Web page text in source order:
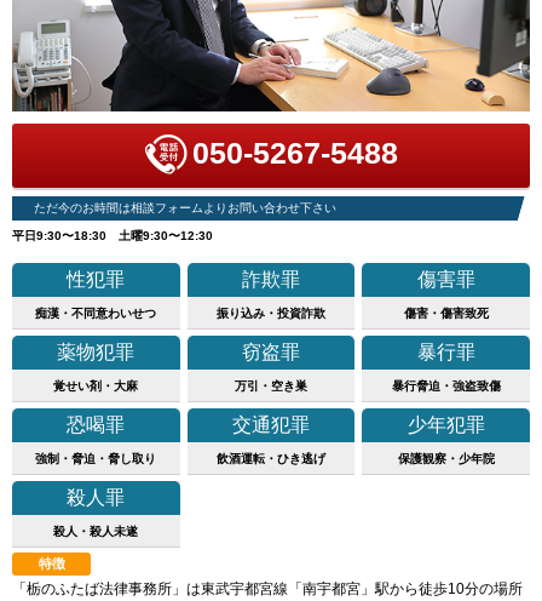
050-5267-5488
ただ今のお時間は相談フォームよりお問い合わせ下さい
平日9:30〜18:30 土曜9:30〜12:30
性犯罪
痴漢・不同意わいせつ
詐欺罪
振り込み・投資詐欺
傷害罪
傷害・傷害致死
薬物犯罪
覚せい剤・大麻
窃盗罪
万引・空き巣
暴行罪
暴行脅迫・強盗致傷
恐喝罪
強制・脅迫・脅し取り
交通犯罪
飲酒運転・ひき逃げ
少年犯罪
保護観察・少年院
殺人罪
殺人・殺人未遂
特徴
「栃のふたば法律事務所」は東武宇都宮線「南宇都宮」駅から徒歩10分の場所